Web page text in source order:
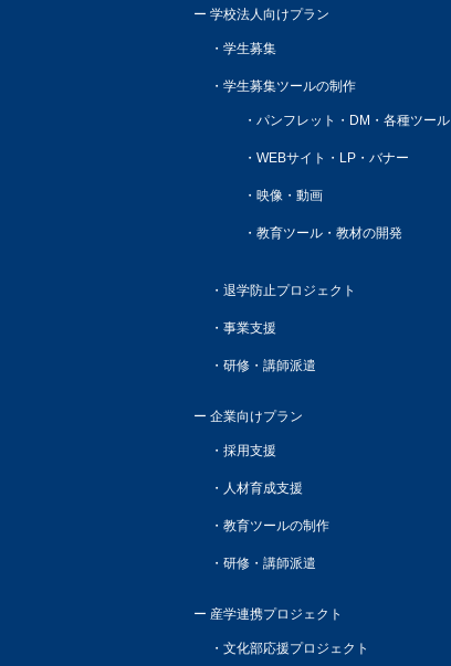
学校法人向けプラン
学生募集
学生募集ツールの制作
パンフレット・DM・各種ツール
WEBサイト・LP・バナー
映像・動画
教育ツール・教材の開発
退学防止プロジェクト
事業支援
研修・講師派遣
企業向けプラン
採用支援
人材育成支援
教育ツールの制作
研修・講師派遣
産学連携プロジェクト
文化部応援プロジェクト